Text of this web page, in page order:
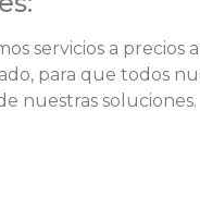
servicios a precios
para que todos
nuestras soluciones.